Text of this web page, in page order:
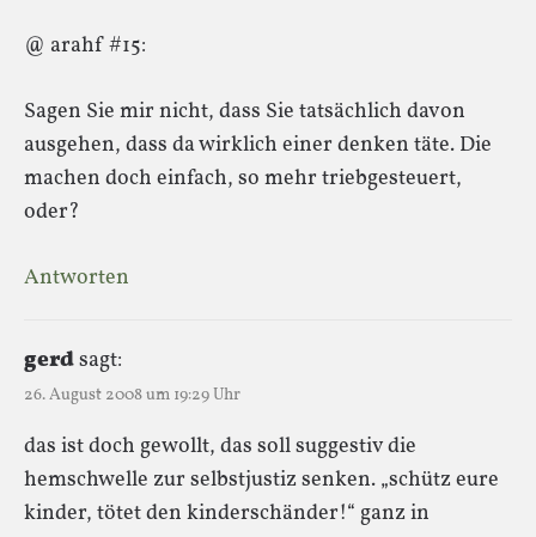
@ arahf #15:
Sagen Sie mir nicht, dass Sie tatsächlich davon
ausgehen, dass da wirklich einer denken täte. Die
machen doch einfach, so mehr triebgesteuert,
oder?
Antworten
gerdsagt:
26. August 2008 um 19:29 Uhr
das ist doch gewollt, das soll suggestiv die
hemschwelle zur selbstjustiz senken. „schütz eure
kinder, tötet den kinderschänder!“ ganz in